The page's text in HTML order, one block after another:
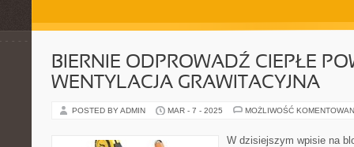
BIERNIE ODPROWADŹ CIEPŁE
WENTYLACJA GRAWITACYJNA
POSTED BY ADMIN MAR - 7 - 2025 MOŻLIWOŚĆ
W dzisiejszym wpisie na